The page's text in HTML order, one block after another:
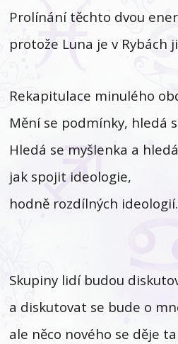
Prolínání těchto dvou
protože Luna je v Rybách
Rekapitulace minulého
Mění se podmínky, hledá
Hledá se myšlenka a
jak spojit ideologie,
hodně rozdílných ideologií.
Skupiny lidí budou
a diskutovat se bude o
ale něco nového se děje